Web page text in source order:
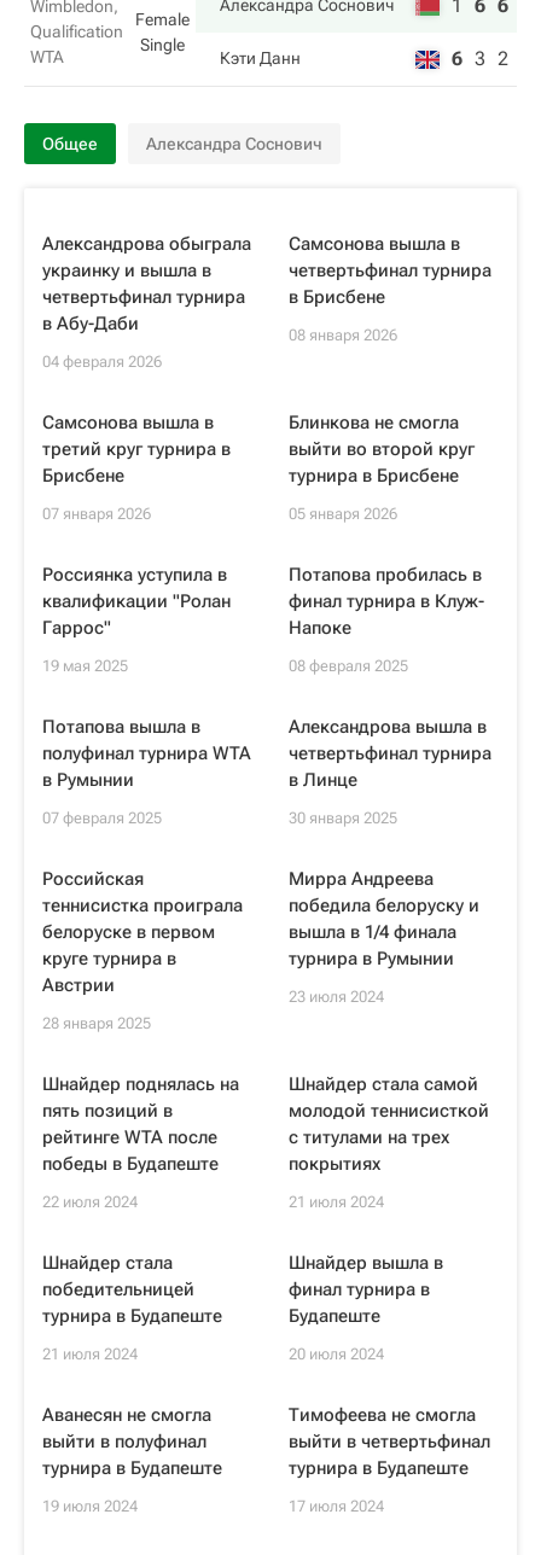
Wimbledon,
Qualification
WTA
Female
Single
Александра Соснович 1 6 6
Кэти Данн 6 3 2
Общее Александра Соснович
Александрова обыграла
украинку и вышла в
четвертьфинал турнира
в Абу-Даби
04 февраля 2026
Самсонова вышла в
четвертьфинал турнира
в Брисбене
08 января 2026
Самсонова вышла в
третий круг турнира в
Брисбене
07 января 2026
Блинкова не смогла
выйти во второй круг
турнира в Брисбене
05 января 2026
Россиянка уступила в
квалификации "Ролан
Гаррос"
19 мая 2025
Потапова пробилась в
финал турнира в Клуж-
Напоке
08 февраля 2025
Потапова вышла в
полуфинал турнира WTA
в Румынии
07 февраля 2025
Александрова вышла в
четвертьфинал турнира
в Линце
30 января 2025
Российская
теннисистка проиграла
белоруске в первом
круге турнира в
Австрии
28 января 2025
Мирра Андреева
победила белоруску и
вышла в 1/4 финала
турнира в Румынии
23 июля 2024
Шнайдер поднялась на
пять позиций в
рейтинге WTA после
победы в Будапеште
22 июля 2024
Шнайдер стала самой
молодой теннисисткой
с титулами на трех
покрытиях
21 июля 2024
Шнайдер стала
победительницей
турнира в Будапеште
21 июля 2024
Шнайдер вышла в
финал турнира в
Будапеште
20 июля 2024
Аванесян не смогла
выйти в полуфинал
турнира в Будапеште
19 июля 2024
Тимофеева не смогла
выйти в четвертьфинал
турнира в Будапеште
17 июля 2024